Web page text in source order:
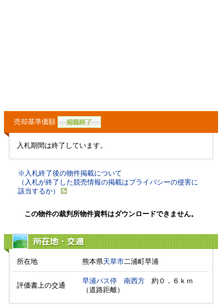
売却基準価額
入札期間は終了しています。
※入札終了後の物件掲載について
（入札が終了した競売情報の掲載はプライバシーの侵害に
該当するか）
この物件の裁判所物件資料はダウンロードできません。
所在地・交通
所在地 熊本県天草市二浦町早浦
評価書上の交通
早浦バス停 南西方 約０．６ｋｍ
（道路距離）